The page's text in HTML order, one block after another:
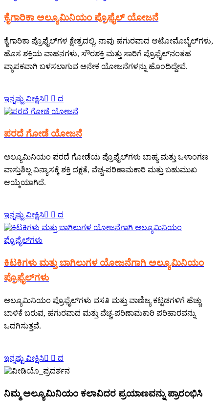
ಕೈಗಾರಿಕಾ ಅಲ್ಯೂಮಿನಿಯಂ ಪ್ರೊಫೈಲ್ ಯೋಜನೆ
ಕೈಗಾರಿಕಾ ಪ್ರೊಫೈಲ್‌ಗಳ ಕ್ಷೇತ್ರದಲ್ಲಿ, ನಾವು ಹಗುರವಾದ ಆಟೋಮೊಬೈಲ್‌ಗಳು,
ಹೊಸ ಶಕ್ತಿಯ ವಾಹನಗಳು, ಸೌರಶಕ್ತಿ ಮತ್ತು ಸಾರಿಗೆ ಪ್ರೊಫೈಲ್‌ನಂತಹ
ವ್ಯಾಪಕವಾಗಿ ಬಳಸಲಾಗುವ ಅನೇಕ ಯೋಜನೆಗಳನ್ನು ಹೊಂದಿದ್ದೇವೆ.
ಇನ್ನಷ್ಟು ವೀಕ್ಷಿಸಿ  ದ
ಪರದೆ ಗೋಡೆ ಯೋಜನೆ
ಅಲ್ಯೂಮಿನಿಯಂ ಪರದೆ ಗೋಡೆಯ ಪ್ರೊಫೈಲ್‌ಗಳು ಬಾಹ್ಯ ಮತ್ತು ಒಳಾಂಗಣ
ವಾಸ್ತುಶಿಲ್ಪ ವಿನ್ಯಾಸಕ್ಕೆ ಶಕ್ತಿ ದಕ್ಷತೆ, ವೆಚ್ಚ-ಪರಿಣಾಮಕಾರಿ ಮತ್ತು ಬಹುಮುಖ
ಆಯ್ಕೆಯಾಗಿದೆ.
ಇನ್ನಷ್ಟು ವೀಕ್ಷಿಸಿ  ದ
ಕಿಟಕಿಗಳು ಮತ್ತು ಬಾಗಿಲುಗಳ ಯೋಜನೆಗಾಗಿ ಅಲ್ಯೂಮಿನಿಯಂ
ಪ್ರೊಫೈಲ್‌ಗಳು
ಅಲ್ಯೂಮಿನಿಯಂ ಪ್ರೊಫೈಲ್‌ಗಳು ವಸತಿ ಮತ್ತು ವಾಣಿಜ್ಯ ಕಟ್ಟಡಗಳಿಗೆ ಹೆಚ್ಚು
ಬಾಳಿಕೆ ಬರುವ, ಹಗುರವಾದ ಮತ್ತು ವೆಚ್ಚ-ಪರಿಣಾಮಕಾರಿ ಪರಿಹಾರವನ್ನು
ಒದಗಿಸುತ್ತವೆ.
ಇನ್ನಷ್ಟು ವೀಕ್ಷಿಸಿ  ದ
ನಿಮ್ಮ ಅಲ್ಯೂಮಿನಿಯಂ ಕಲಾವಿದರ ಪ್ರಯಾಣವನ್ನು ಪ್ರಾರಂಭಿಸಿ